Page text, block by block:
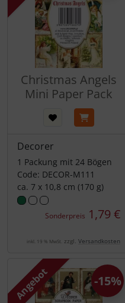
Christmas Angels
Mini Paper Pack
Decorer
1 Packung mit 24 Bögen
Code: DECOR-M111
ca. 7 x 10,8 cm (170 g)
Sonderpreis 1,79 €
inkl. 19 % MwSt. zzgl. Versandkosten
Angebot -15%